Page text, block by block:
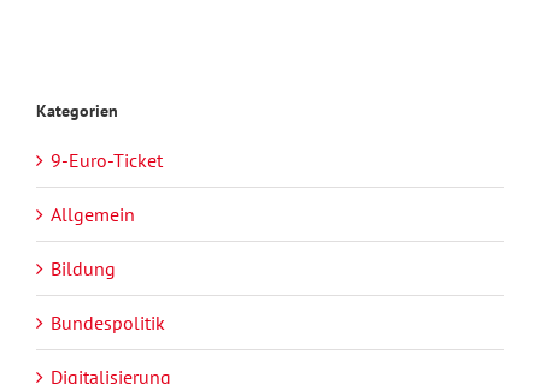
Kategorien
9-Euro-Ticket
Allgemein
Bildung
Bundespolitik
Digitalisierung